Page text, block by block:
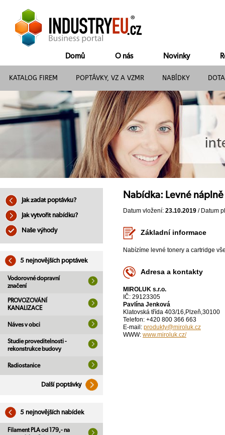
Domů O nás Novinky
KATALOG FIREM POPTÁVKY, VZ A VZMR NABÍDKY
Jak zadat poptávku?
Jak vytvořit nabídku?
Naše výhody
5 nejnovějších poptávek
Vodorovné dopravní
značení
PROVOZOVÁNÍ
KANALIZACE
Náves v obci
Studie proveditelnosti -
rekonstrukce budovy
Radiostanice
Další poptávky
5 nejnovějších nabídek
Filament PLA od 179,- na
Nabídka: Levné
Datum vložení: 23.10.2019 / Datum
Základní informace
Nabízíme levné tonery a cartridge
Adresa a kontakty
MIROLUK s.r.o.
IČ: 29123305
Pavlína Jenková
Klatovská třída 403/16,Plzeň,30100
Telefon: +420 800 366 663
E-mail: produkty@miroluk.cz
WWW: www.miroluk.cz/